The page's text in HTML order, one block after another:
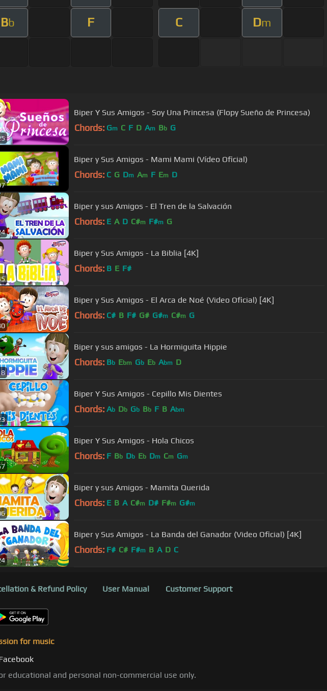
Bb F C Dm
Biper Y Sus Amigos - Soy Una Princesa (Flopy Sueño de Princesa)
Chords: Gm C F D Am Bb G
Biper y Sus Amigos - Mami Mami (Vídeo Oficial)
Chords: C G Dm Am F Em D
Biper y sus Amigos - El Tren de la Salvación
Chords: E A D C#m F#m G
Biper y Sus Amigos - La Biblia [4K]
Chords: B E F#
Biper y Sus Amigos - El Arca de Noé (Video Oficial) [4K]
Chords: C# B F# G# G#m C#m G
Biper y sus amigos - La Hormiguita Hippie
Chords: Bb Ebm Gb Eb Abm D
Biper Y Sus Amigos - Cepillo Mis Dientes
Chords: Ab Db Gb Bb F B Abm
Biper Y Sus Amigos - Hola Chicos
Chords: F Bb Db Eb Dm Cm Gm
Biper y sus Amigos - Mamita Querida
Chords: E B A C#m D# F#m G#m
Biper y Sus Amigos - La Banda del Ganador (Video Oficial) [4K]
Chords: F# C# F#m B A D C
& Refund Policy User Manual Customer Support
for music
educational and personal non-commercial use only.